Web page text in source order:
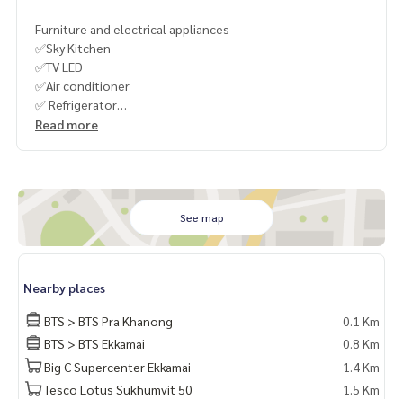
Furniture and electrical appliances
✅Sky Kitchen
✅TV LED
✅Air conditioner
✅ Refrigerator
✅Microwave
✅Bed
✅Digital door lock
เฟอร์นิเจอร์และเครื่องใช้ไฟฟ้า
✅TV LED
✅แอร์
✅ตู้เย็น
✅ไมโครเวฟ
✅เครื่องซักผ้า
✅เครื่องทำน้ำอุ่น
Read more
See map
Nearby places
BTS > BTS Pra Khanong
0.1 Km
BTS > BTS Ekkamai
0.8 Km
Big C Supercenter Ekkamai
1.4 Km
Tesco Lotus Sukhumvit 50
1.5 Km